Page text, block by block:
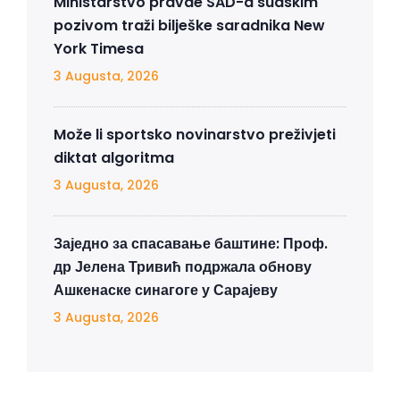
pozivom traži bilješke saradnika New
York Timesa
3 Augusta, 2026
Može li sportsko novinarstvo preživjeti
diktat algoritma
3 Augusta, 2026
Заједно за спасавање баштине: Проф.
др Јелена Тривић подржала обнову
Ашкенаске синагоге у Сарајеву
3 Augusta, 2026